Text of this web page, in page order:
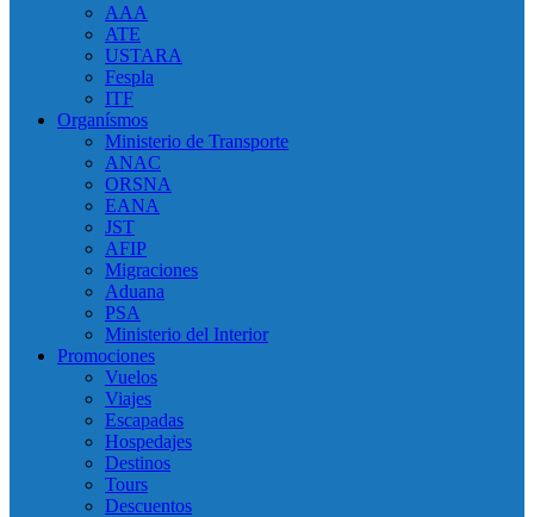
AAA
ATE
USTARA
Fespla
ITF
Organísmos
Ministerio de Transporte
ANAC
ORSNA
EANA
JST
AFIP
Migraciones
Aduana
PSA
Ministerio del Interior
Promociones
Vuelos
Viajes
Escapadas
Hospedajes
Destinos
Tours
Descuentos